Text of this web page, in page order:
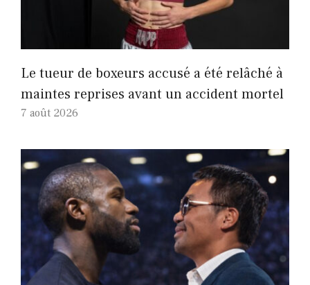
Le tueur de boxeurs accusé a été relâché à
maintes reprises avant un accident mortel
7 août 2026